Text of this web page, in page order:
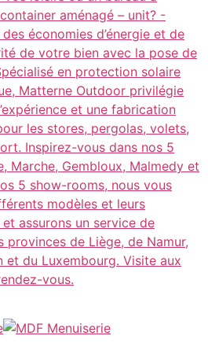
aménagé – unit? -
économies d’énergie et de
de votre bien avec la pose de
en protection solaire
Matterne Outdoor privilégie
et une fabrication
les stores, pergolas, volets,
Inspirez-vous dans nos 5
Marche, Gembloux, Malmedy et
5 show-rooms, nous vous
modèles et leurs
assurons un service de
provinces de Liège, de Namur,
et du Luxembourg. Visite aux
vous.